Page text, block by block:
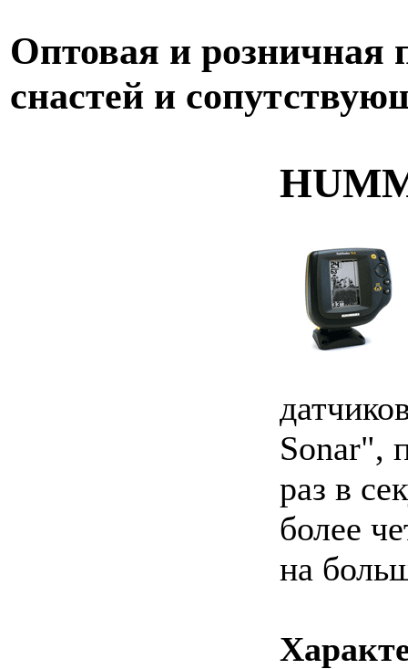
Оптовая и розничная
снастей и
Sonar",
раз в
более
на